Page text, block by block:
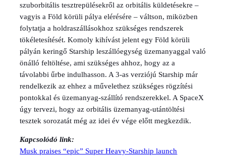
szuborbitális tesztrepülésekről az orbitális küldetésekre –
vagyis a Föld körüli pálya elérésére – váltson, miközben
folytatja a holdraszállásokhoz szükséges rendszerek
tökéletesítését. Komoly kihívást jelent egy Föld körüli
pályán keringő Starship leszállóegység üzemanyaggal való
önálló feltöltése, ami szükséges ahhoz, hogy az a
távolabbi űrbe indulhasson. A 3-as verziójú Starship már
rendelkezik az ehhez a művelethez szükséges rögzítési
pontokkal és üzemanyag-szállító rendszerekkel. A SpaceX
úgy tervezi, hogy az orbitális üzemanyag-utántöltési
tesztek sorozatát még az idei év vége előtt megkezdik.
Kapcsolódó link:
Musk praises “epic” Super Heavy-Starship launch